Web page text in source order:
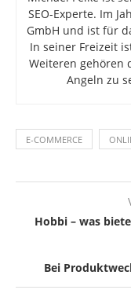
SEO-Experte. Im
GmbH und ist für
In seiner Freizeit
Weiteren gehören
Angeln zu
E-COMMERCE
Hobbi – was
Bei